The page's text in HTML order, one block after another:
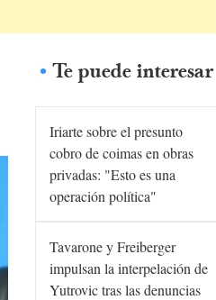
Te puede interesar
Iriarte sobre el presunto
cobro de coimas en obras
privadas: "Esto es una
operación política"
Tavarone y Freiberger
impulsan la interpelación de
Yutrovic tras las denuncias